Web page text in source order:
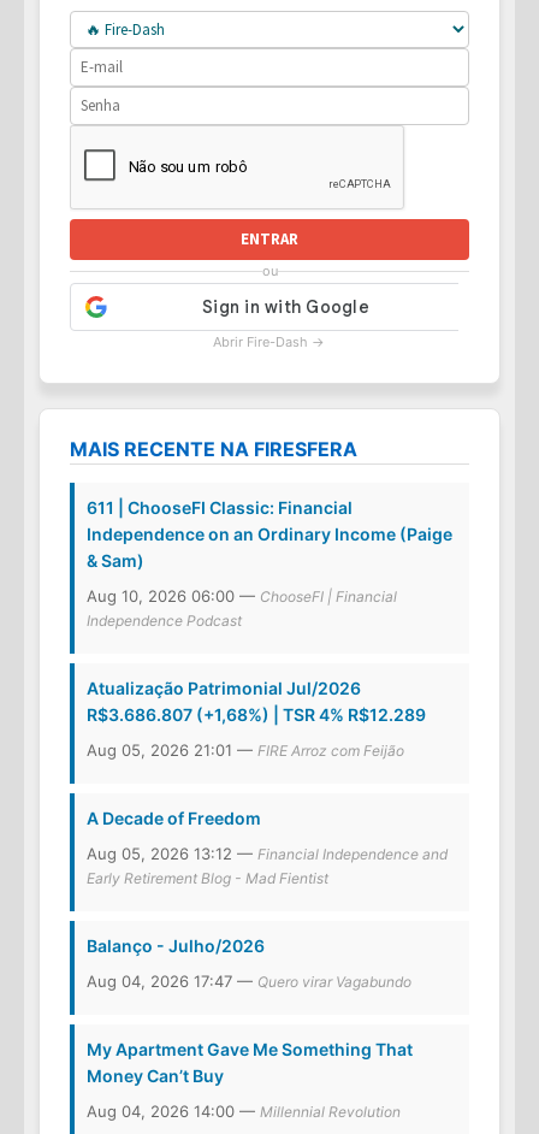
ENTRAR
ou
Abrir Fire-Dash →
MAIS RECENTE NA FIRESFERA
611 | ChooseFI Classic: Financial
Independence on an Ordinary Income (Paige
& Sam)
Aug 10, 2026 06:00 — ChooseFI | Financial
Independence Podcast
Atualização Patrimonial Jul/2026
R$3.686.807 (+1,68%) | TSR 4% R$12.289
Aug 05, 2026 21:01 — FIRE Arroz com Feijão
A Decade of Freedom
Aug 05, 2026 13:12 — Financial Independence and
Early Retirement Blog - Mad Fientist
Balanço - Julho/2026
Aug 04, 2026 17:47 — Quero virar Vagabundo
My Apartment Gave Me Something That
Money Can’t Buy
Aug 04, 2026 14:00 — Millennial Revolution